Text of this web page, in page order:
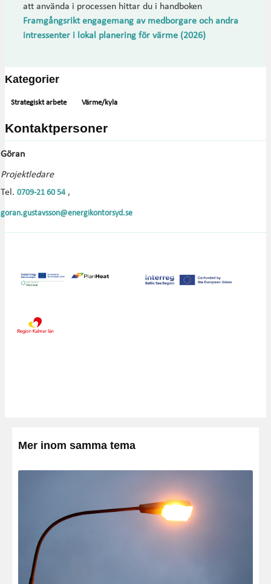
att använda i processen hittar du i handboken
Framgångsrikt engagemang av medborgare och andra
intressenter i lokal planering för värme (2026)
Kategorier
Strategiskt arbete Värme/kyla
Kontaktpersoner
Göran
Projektledare
Tel. 0709-21 60 54,
goran.gustavsson@energikontorsyd.se
Mer inom samma tema